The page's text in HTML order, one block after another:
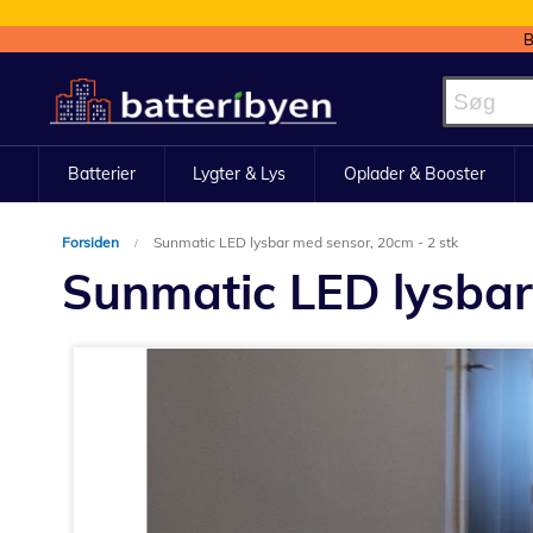
to
Content
Batterier Lygter & Lys Oplader & Booster
Forsiden Sunmatic LED lysbar med sensor, 20cm - 2 stk
Sunmatic LED